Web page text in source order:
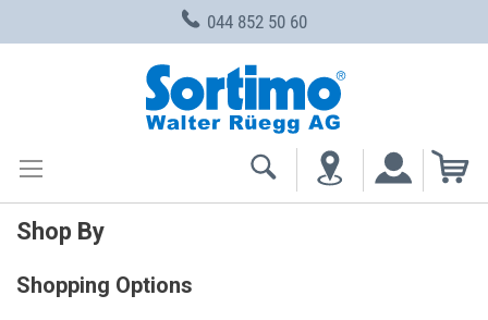
044 852 50 60
Shop By
Shopping Options